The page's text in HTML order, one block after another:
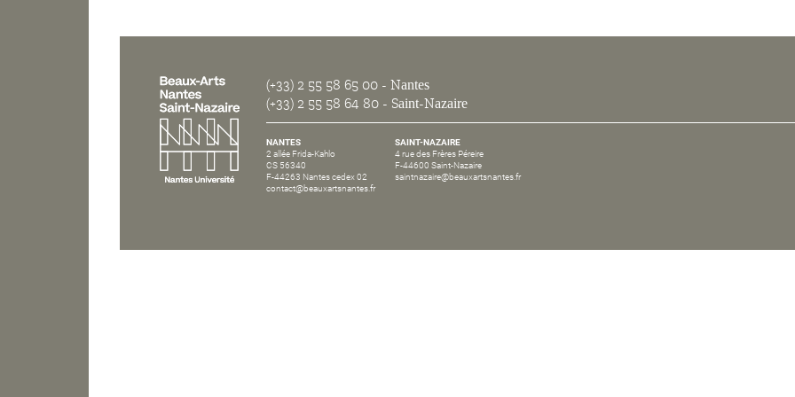
(+33) 2 55 58 65 00 - Nantes
(+33) 2 55 58 64 80 - Saint-Nazaire
NANTES
2 allée Frida-Kahlo
CS 56340
F-44263 Nantes cedex 02
contact@beauxartsnantes.fr
SAINT-NAZAIRE
4 rue des Frères Péreire
F-44600 Saint-Nazaire
saintnazaire@beauxartsnantes.fr